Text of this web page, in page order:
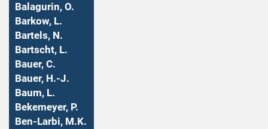
Balagurin, O.
Barkow, L.
Bartels, N.
Bartscht, L.
Bauer, C.
Bauer, H.-J.
Baum, L.
Bekemeyer, P.
Ben-Larbi, M.K.